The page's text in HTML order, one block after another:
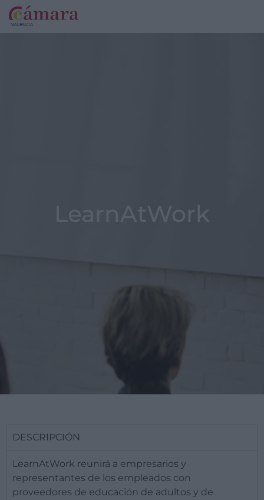
LearnAtWork
DESCRIPCIÓN
LearnAtWork reunirá a empresarios y
representantes de los empleados con
proveedores de educación de adultos y de